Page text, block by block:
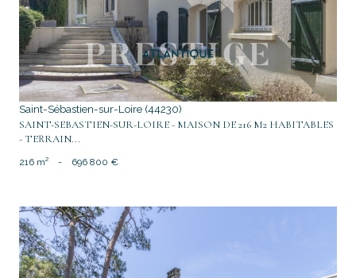
Saint-Sébastien-sur-Loire (44230)
SAINT-SEBASTIEN-SUR-LOIRE - MAISON DE 216 M2 HABITABLES
- TERRAIN...
216 m² - 696 800 €